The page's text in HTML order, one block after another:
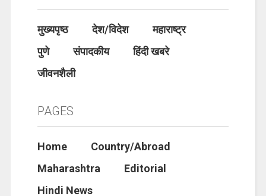
मुख्यपृष्ठ देश/विदेश
महाराष्ट्र
पुणे
संपादकीय
हिंदी खबरे
जीवनशैली
PAGES
Home
Country/Abroad
Maharashtra
Editorial
Hindi News